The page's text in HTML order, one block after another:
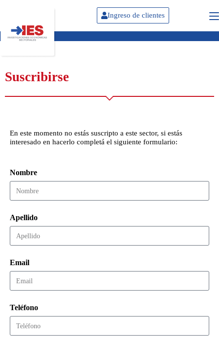
Ingreso de clientes
Suscribirse
En este momento no estás suscripto a este sector, si estás
interesado en hacerlo completá el siguiente formulario:
Nombre
Apellido
Email
Teléfono